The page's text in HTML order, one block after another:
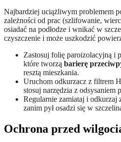
Najbardziej uciążliwym problemem
zależności od prac (szlifowanie,
osiadać na podłodze i wnikać w
czyszczenie i może uszkodzić
Zastosuj folię paroizolacyjną i
które tworzą barierę
resztą mieszkania.
Uruchom odkurzacz z filtrem
stosuj narzędzia z odsysaniem
Regularnie zamiataj i odkurzaj
zanim pył osadzi się w
Ochrona przed